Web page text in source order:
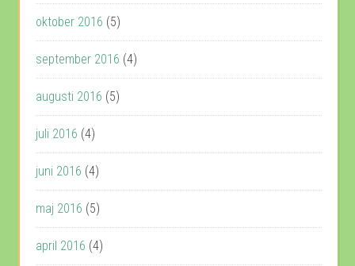
oktober 2016 (5)
september 2016 (4)
augusti 2016 (5)
juli 2016 (4)
juni 2016 (4)
maj 2016 (5)
april 2016 (4)